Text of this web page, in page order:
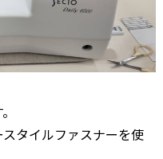
タイルファスナーを使